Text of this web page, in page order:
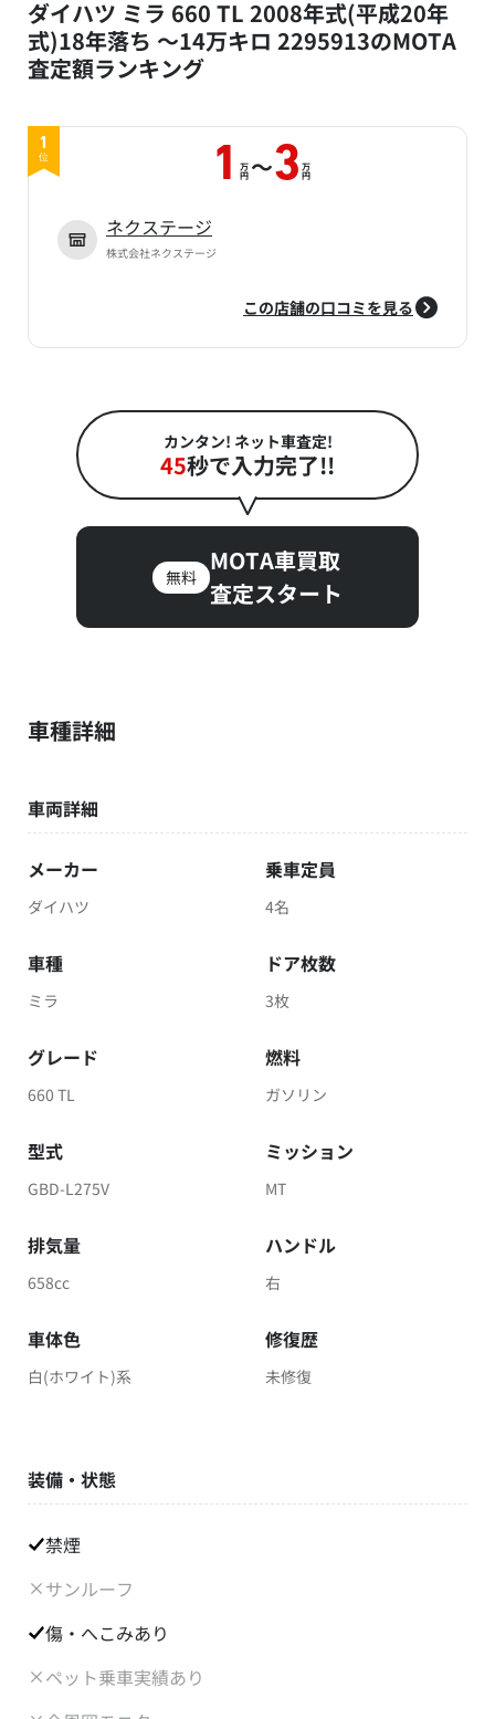
ダイハツ ミラ 660 TL 2008年式(平成20年
式)18年落ち ～14万キロ 2295913のMOTA
査定額ランキング
1
位 1 万
円 ～3 万
円
ネクステージ
株式会社ネクステージ
この店舗の口コミを見る
カンタン! ネット車査定!
45秒で入力完了!!
無料
MOTA車買取
査定スタート
車種詳細
車両詳細
メーカー
ダイハツ
乗車定員
4名
車種
ミラ
ドア枚数
3枚
グレード
660 TL
燃料
ガソリン
型式
GBD-L275V
ミッション
MT
排気量
658cc
ハンドル
右
車体色
白(ホワイト)系
修復歴
未修復
装備・状態
禁煙
サンルーフ
傷・へこみあり
ペット乗車実績あり